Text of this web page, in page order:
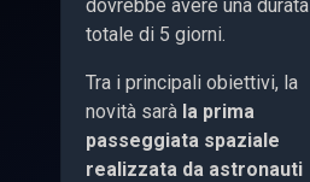
dovrebbe avere una durata
totale di 5 giorni.
Tra i principali obiettivi, la
novità sarà la prima
passeggiata spaziale
realizzata da astronauti